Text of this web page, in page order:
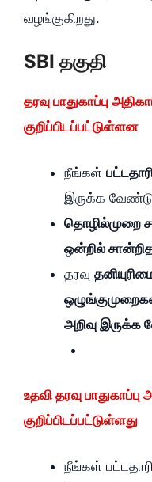
வழங்குகிறது.
SBI தகுதி
தரவு பாதுகாப்பு
குறிப்பிடப்பட்டுள்ளன
நீங்கள்
இருக்க
தொழில்முறை
ஒன்றில்
தரவு
அறிவு இருக்க
உதவி தரவு
குறிப்பிடப்பட்டுள்ளது
நீங்கள்